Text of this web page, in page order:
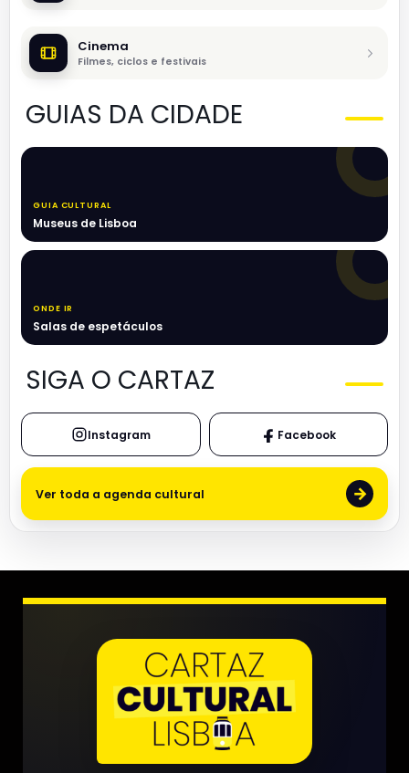
Cinema
Filmes, ciclos e festivais
GUIAS DA CIDADE
GUIA CULTURAL
Museus de Lisboa
ONDE IR
Salas de espetáculos
SIGA O CARTAZ
Instagram Facebook
Ver toda a agenda cultural →